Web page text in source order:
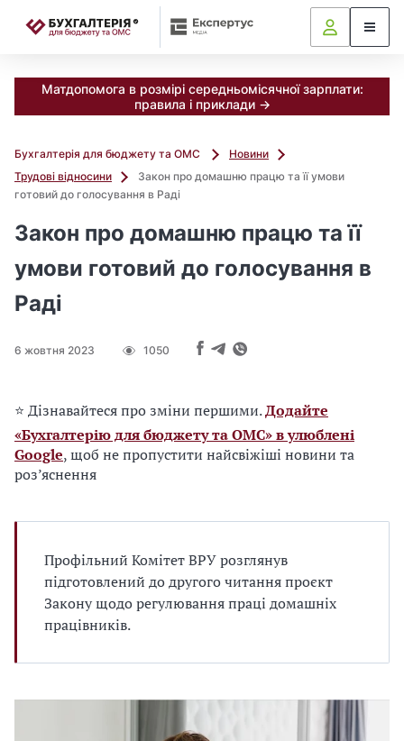
Матдопомога в розмірі середньомісячної зарплати:
правила і приклади →
Бухгалтерія для бюджету та ОМС
Новини
Трудові відносини
Закон про домашню працю та її умови
готовий до голосування в Раді
Закон про домашню працю та її
умови готовий до голосування в
Раді
6 жовтня 2023 1050
⭐ Дізнавайтеся про зміни першими.Додайте
«Бухгалтерію для бюджету та ОМС» в улюблені
Google, щоб не пропустити найсвіжіші новини та
роз’яснення
Профільний Комітет ВРУ розглянув
підготовлений до другого читання проєкт
Закону щодо регулювання праці домашніх
працівників.